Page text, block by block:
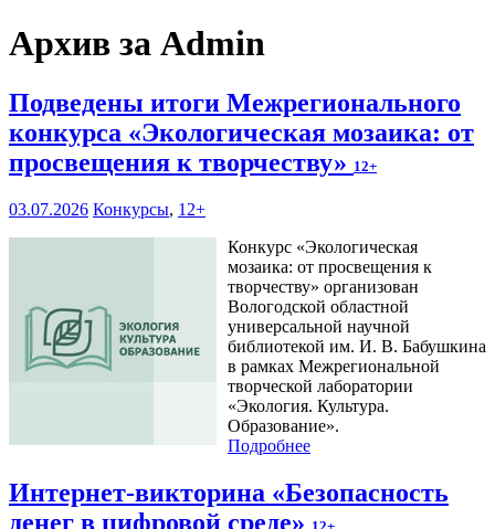
Архив за Admin
Подведены итоги Межрегионального
конкурса «Экологическая мозаика: от
просвещения к творчеству» 12+
03.07.2026 Конкурсы, 12+
Конкурс «Экологическая
мозаика: от просвещения к
творчеству» организован
Вологодской областной
универсальной научной
библиотекой им. И. В. Бабушкина
в рамках Межрегиональной
творческой лаборатории
«Экология. Культура.
Образование».
Подробнее
Интернет-викторина «Безопасность
денег в цифровой среде»